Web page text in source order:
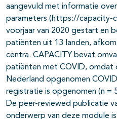
aangevuld met informatie
parameters (https://capacity-
voorjaar van 2020 gestart en
patiënten uit 13 landen,
centra. CAPACITY bevat
patiënten met COVID, omdat
Nederland opgenomen
registratie is opgenomen (n =
De peer-reviewed publicatie
onderwerp van deze module